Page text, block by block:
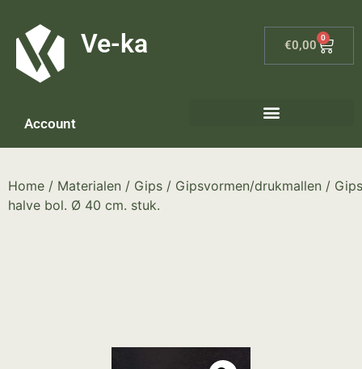
Ve-ka €0,00
0
Account
Home / Materialen / Gips / Gipsvormen/drukmallen /
halve bol. Ø 40 cm. stuk.